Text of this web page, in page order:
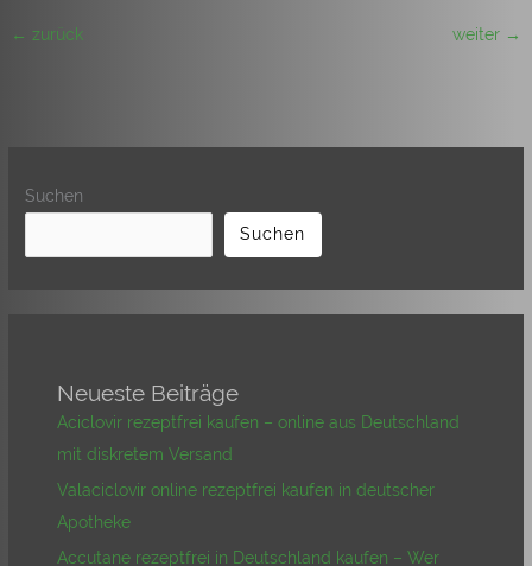
← zurück weiter →
Suchen
Suchen
Neueste Beiträge
Aciclovir rezeptfrei kaufen – online aus Deutschland
mit diskretem Versand
Valaciclovir online rezeptfrei kaufen in deutscher
Apotheke
Accutane rezeptfrei in Deutschland kaufen – Wer